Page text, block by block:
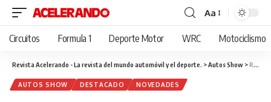
Cambiar
tamaño
fuente
Aa
Circuitos Formula 1 Deporte Motor WRC Motociclismo
Revista Acelerando - La revista del mundo automóvil y el deporte. >Autos Show >RAM 1500 EV 2025: más baterías, más autonomía
AUTOS SHOW DESTACADO NOVEDADES